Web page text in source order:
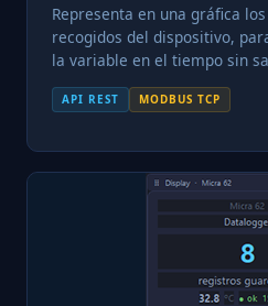
Representa en una gráfica
recogidos del dispositivo,
la variable en el tiempo sin
API REST MODBUS TCP